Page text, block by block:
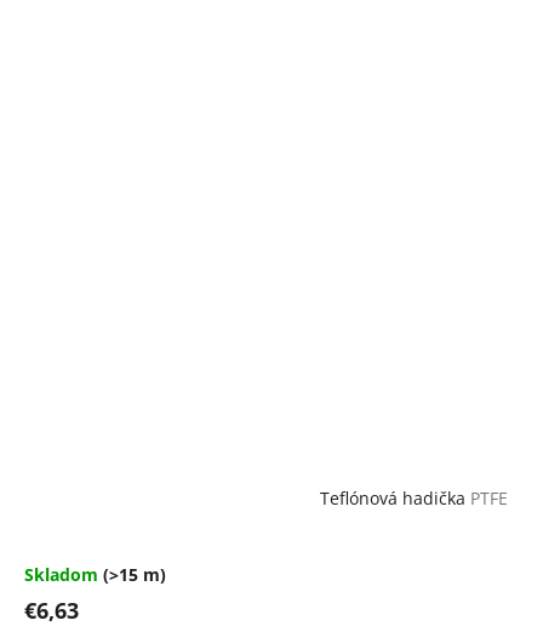
Teflónová hadička PTFE
Skladom (>15 m)
€6,63